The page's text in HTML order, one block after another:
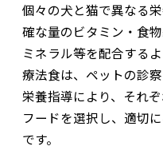
個々の犬と猫で異なる
確な量のビタミン・食
ミネラル等を配合する
療法食は、ペットの診
栄養指導により、それ
フードを選択し、適切
です。